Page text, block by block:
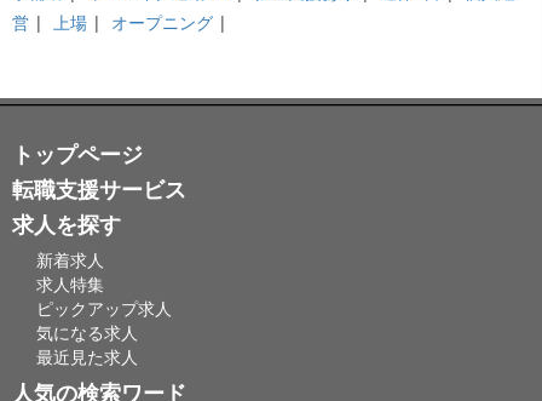
営 | 上場 | オープニング |
トップページ
転職支援サービス
求人を探す
新着求人
求人特集
ピックアップ求人
気になる求人
最近見た求人
人気の検索ワード